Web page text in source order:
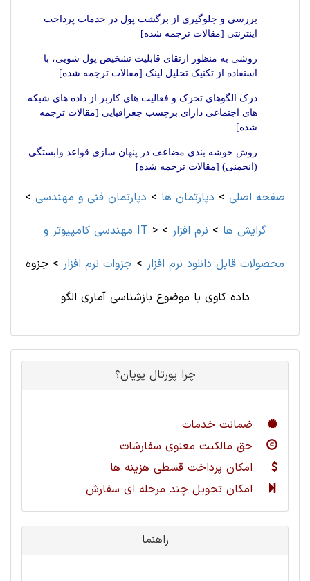
بررسی و جلوگیری از برگشت پول در خدمات پرداخت
اینترنتی [مقالات ترجمه شده]
روشی به منظور ارتقای قابلیت تشخیص پول شویی، با
استفاده از تکنیک تحلیل لینک [مقالات ترجمه شده]
درک الگوهای تحرک و فعالیت های کاربر از داده های شبکه
های اجتماعی دارای برچسب جغرافیایی [مقالات ترجمه
شده]
روش خوشه بندی مضاعف در پنهان سازی قواعد وابستگی
(انجمنی) [مقالات ترجمه شده]
صفحه اصلی > دپارتمان ها > دپارتمان فنی و مهندسی >
مهندسی کامپیوتر و IT > گرایش ها > نرم افزار >
محصولات قابل دانلود نرم افزار > جزوات نرم افزار > جزوه
داده کاوی با موضوع بازشناسی آماری الگو
چرا پورتال پویان؟
ضمانت خدمات
حق مالکیت معنوی سفارشات
امکان پرداخت قسطی هزینه ها
امکان تحویل چند مرحله ای سفارش
راهنما